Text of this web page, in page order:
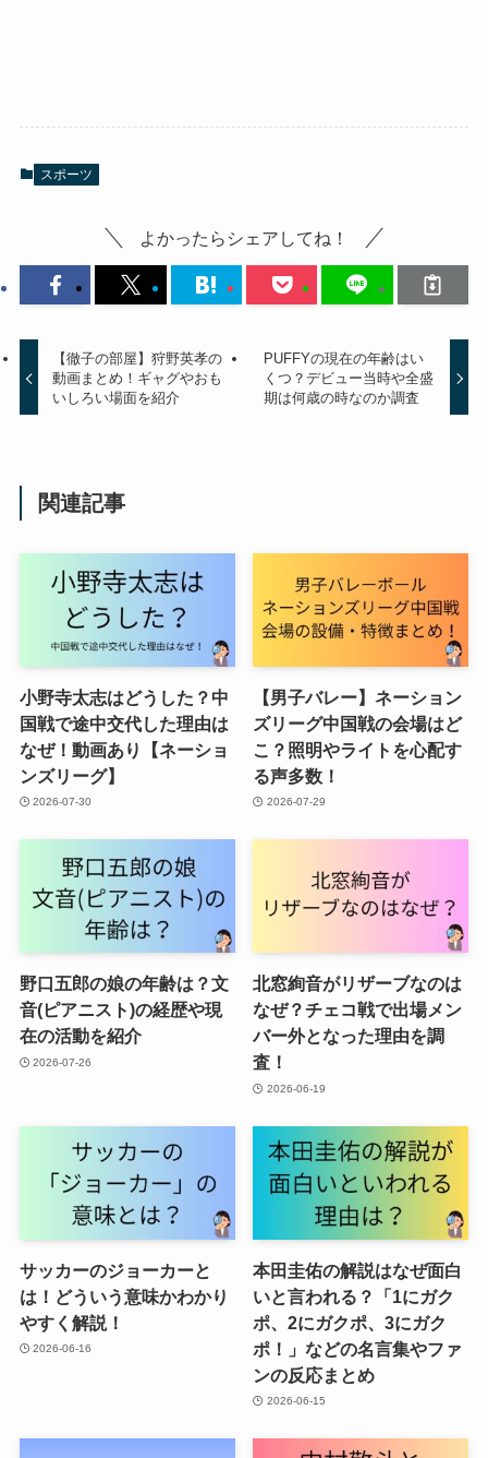
スポーツ
よかったらシェアしてね！
【徹子の部屋】狩野英孝の
動画まとめ！ギャグやおも
いしろい場面を紹介
PUFFYの現在の年齢はい
くつ？デビュー当時や全盛
期は何歳の時なのか調査
関連記事
小野寺太志はどうした？中
国戦で途中交代した理由は
なぜ！動画あり【ネーショ
ンズリーグ】
2026-07-30
【男子バレー】ネーション
ズリーグ中国戦の会場はど
こ？照明やライトを心配す
る声多数！
2026-07-29
野口五郎の娘の年齢は？文
音(ピアニスト)の経歴や現
在の活動を紹介
2026-07-26
北窓絢音がリザーブなのは
なぜ？チェコ戦で出場メン
バー外となった理由を調
査！
2026-06-19
サッカーのジョーカーと
は！どういう意味かわかり
やすく解説！
2026-06-16
本田圭佑の解説はなぜ面白
いと言われる？「1にガク
ポ、2にガクポ、3にガク
ポ！」などの名言集やファ
ンの反応まとめ
2026-06-15